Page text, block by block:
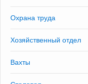
Охрана труда
Хозяйственный отдел
Вахты